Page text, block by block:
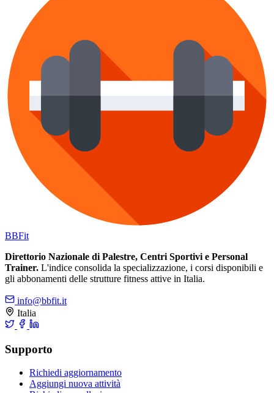
BBFit
Direttorio Nazionale di Palestre, Centri Sportivi e Personal
Trainer. L'indice consolida la specializzazione, i corsi disponibili e
gli abbonamenti delle strutture fitness attive in Italia.
info@bbfit.it
Italia
Supporto
Richiedi aggiornamento
Aggiungi nuova attività